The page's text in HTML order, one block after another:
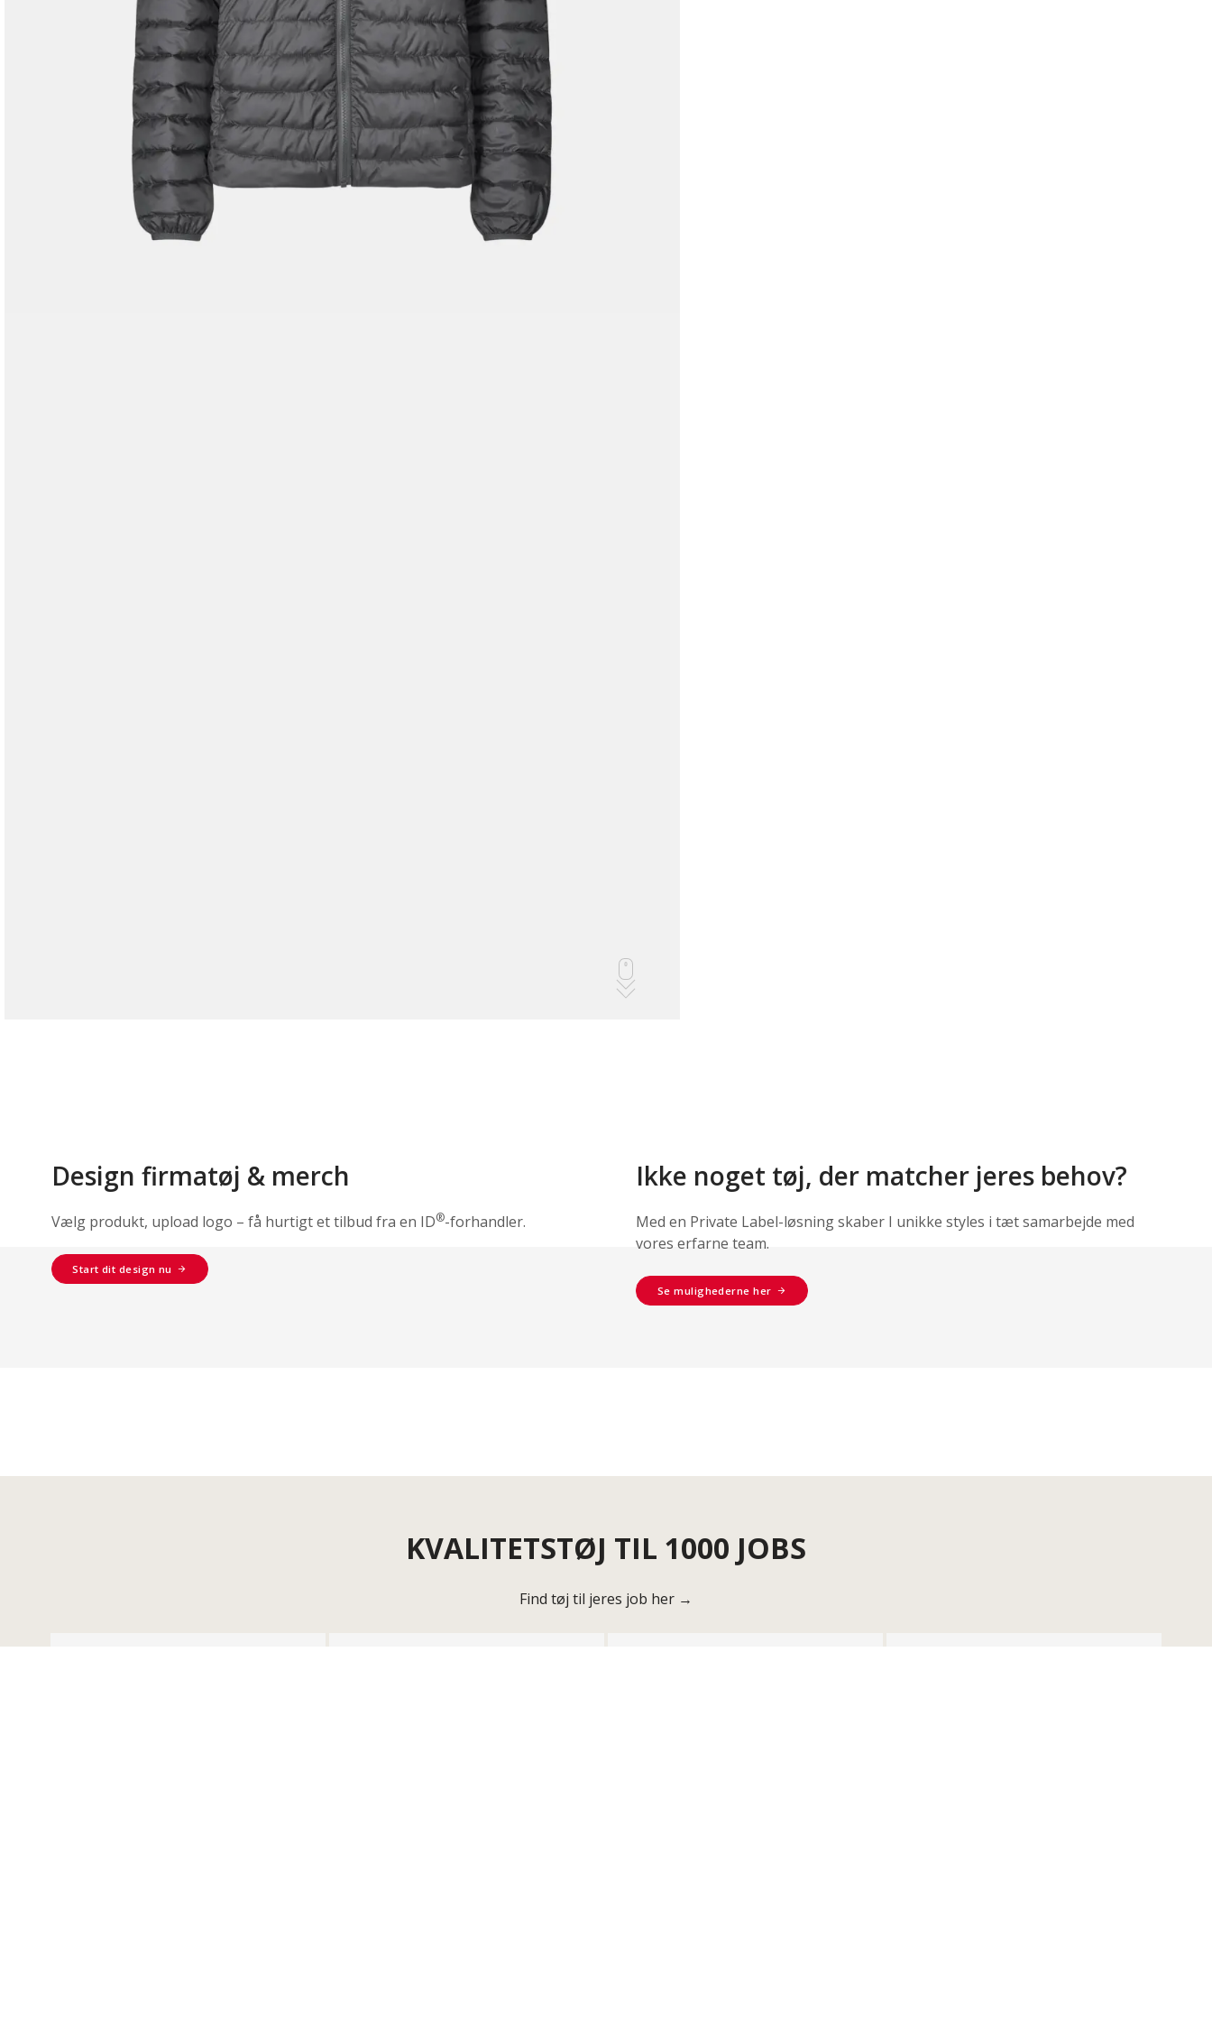
Design firmatøj & merch
Vælg produkt, upload logo – få hurtigt et tilbud fra en ID®-forhandler.
Start dit design nu
Ikke noget tøj, der matcher jeres behov?
Med en Private Label-løsning skaber I unikke styles i tæt samarbejde med
vores erfarne team.
Se mulighederne her
KVALITETSTØJ TIL 1000 JOBS
Find tøj til jeres job her →